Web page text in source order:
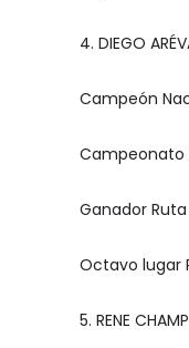
4. DIEGO
Campeón
Campeonato
Ganador
Octavo lugar
5. RENE